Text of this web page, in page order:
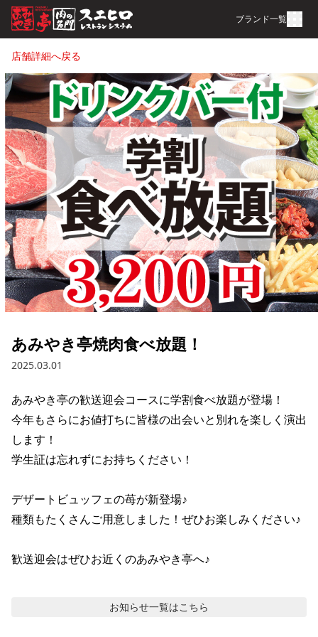
ブランド一覧
店舗詳細へ戻る
あみやき亭焼肉食べ放題！
2025.03.01
あみやき亭の歓送迎会コースに学割食べ放題が登場！
今年もさらにお値打ちに皆様の出会いと別れを楽しく演出
します！
学生証は忘れずにお持ちください！
デザートビュッフェの苺が新登場♪
種類もたくさんご用意しました！ぜひお楽しみください♪
歓送迎会はぜひお近くのあみやき亭へ♪
お知らせ一覧はこちら